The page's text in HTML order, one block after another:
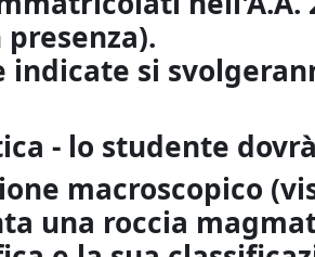
indicate si
- lo studente
macroscopico
una roccia